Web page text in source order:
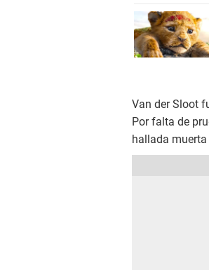
Van der Sloot
Por falta de
hallada